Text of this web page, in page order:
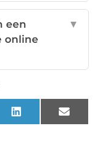
een
online
▼
LinkedInEmail